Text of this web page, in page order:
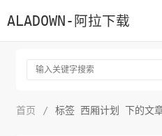
ALADOWN-阿拉下载
首页 / 标签 西厢计划 下的文